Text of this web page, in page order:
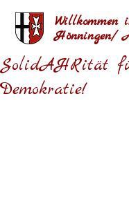
Willkommen
Hönningen/
SolidAHRität
Demokratie!